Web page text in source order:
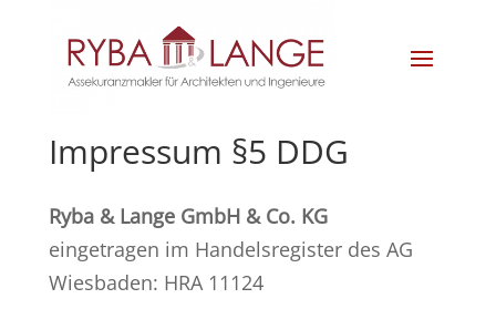
Impressum §5 DDG
Ryba & Lange GmbH & Co. KG
eingetragen im Handelsregister des AG
Wiesbaden: HRA 11124